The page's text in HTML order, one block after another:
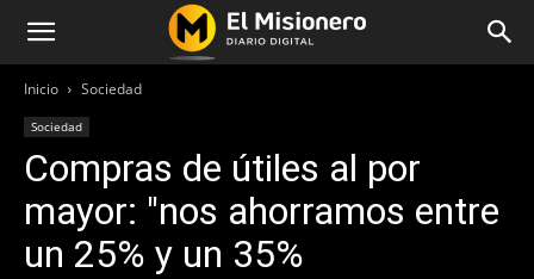
Inicio Sociedad
Sociedad
Compras de útiles al por
mayor: "nos ahorramos entre
un 25% y un 35%